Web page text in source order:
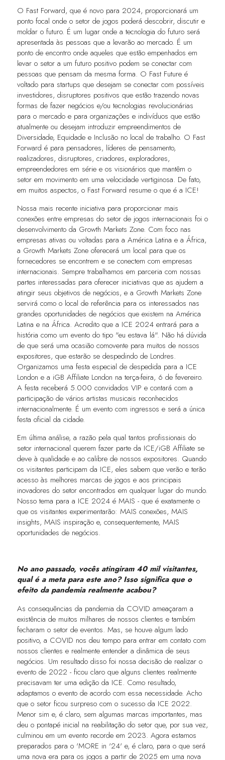
O Fast Forward, que é novo para 2024, proporcionará um
ponto focal onde o setor de jogos poderá descobrir, discutir e
moldar o futuro. É um lugar onde a tecnologia do futuro será
apresentada às pessoas que a levarão ao mercado. É um
ponto de encontro onde aqueles que estão empenhados em
levar o setor a um futuro positivo podem se conectar com
pessoas que pensam da mesma forma. O Fast Future é
voltado para startups que desejam se conectar com possíveis
investidores, disruptores positivos que estão trazendo novas
formas de fazer negócios e/ou tecnologias revolucionárias
para o mercado e para organizações e indivíduos que estão
atualmente ou desejam introduzir empreendimentos de
Diversidade, Equidade e Inclusão no local de trabalho. O Fast
Forward é para pensadores, líderes de pensamento,
realizadores, disruptores, criadores, exploradores,
empreendedores em série e os visionários que mantêm o
setor em movimento em uma velocidade vertiginosa. De fato,
em muitos aspectos, o Fast Forward resume o que é a ICE!
Nossa mais recente iniciativa para proporcionar mais
conexões entre empresas do setor de jogos internacionais foi o
desenvolvimento da Growth Markets Zone. Com foco nas
empresas ativas ou voltadas para a América Latina e a África,
a Growth Markets Zone oferecerá um local para que os
fornecedores se encontrem e se conectem com empresas
internacionais. Sempre trabalhamos em parceria com nossas
partes interessadas para oferecer iniciativas que as ajudem a
atingir seus objetivos de negócios, e a Growth Markets Zone
servirá como o local de referência para os interessados nas
grandes oportunidades de negócios que existem na América
Latina e na África. Acredito que a ICE 2024 entrará para a
história como um evento do tipo "eu estava lá". Não há dúvida
de que será uma ocasião comovente para muitos de nossos
expositores, que estarão se despedindo de Londres.
Organizamos uma festa especial de despedida para a ICE
London e a iGB Affiliate London na terça-feira, 6 de fevereiro.
A festa receberá 5.000 convidados VIP e contará com a
participação de vários artistas musicais reconhecidos
internacionalmente. É um evento com ingressos e será a única
festa oficial da cidade.
Em última análise, a razão pela qual tantos profissionais do
setor internacional querem fazer parte da ICE/iGB Affiliate se
deve à qualidade e ao calibre de nossos expositores. Quando
os visitantes participam da ICE, eles sabem que verão e terão
acesso às melhores marcas de jogos e aos principais
inovadores do setor encontrados em qualquer lugar do mundo.
Nosso tema para a ICE 2024 é MAIS - que é exatamente o
que os visitantes experimentarão: MAIS conexões, MAIS
insights, MAIS inspiração e, consequentemente, MAIS
oportunidades de negócios.
No ano passado, vocês atingiram 40 mil visitantes,
qual é a meta para este ano? Isso significa que o
efeito da pandemia realmente acabou?
As consequências da pandemia da COVID ameaçaram a
existência de muitos milhares de nossos clientes e também
fecharam o setor de eventos. Mas, se houve algum lado
positivo, a COVID nos deu tempo para entrar em contato com
nossos clientes e realmente entender a dinâmica de seus
negócios. Um resultado disso foi nossa decisão de realizar o
evento de 2022 - ficou claro que alguns clientes realmente
precisavam ter uma edição da ICE. Como resultado,
adaptamos o evento de acordo com essa necessidade. Acho
que o setor ficou surpreso com o sucesso da ICE 2022.
Menor sim e, é claro, sem algumas marcas importantes, mas
deu o pontapé inicial na reabilitação do setor que, por sua vez,
culminou em um evento recorde em 2023. Agora estamos
preparados para o 'MORE in '24' e, é claro, para o que será
uma nova era para os jogos a partir de 2025 em uma nova